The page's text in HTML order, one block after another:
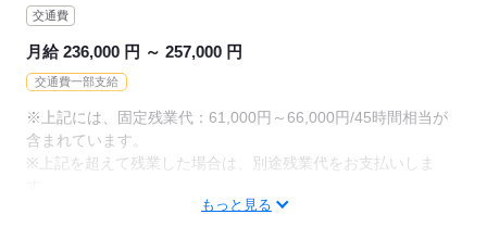
9：30：社用車に乗って出発！
11：00：訪問2件目
12：00：昼食
15：00：訪問3件目
16：00：訪問4件目
17：00：帰社・記録の手直しや印刷などの事務作業
交通費
月給 236,000 円 ～ 257,000 円
交通費一部支給
※上記には、固定残業代：61,000円～66,000円/45時間相当が
含まれています。
※上記を超えて残業した場合は、別途残業代をお支払いしま
もっと見る